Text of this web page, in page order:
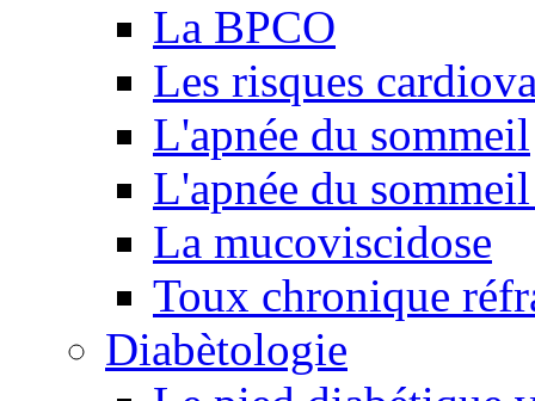
La BPCO
Les risques
L'apnée du sommeil
L'apnée du
La mucoviscidose
Toux chronique
Diabètologie